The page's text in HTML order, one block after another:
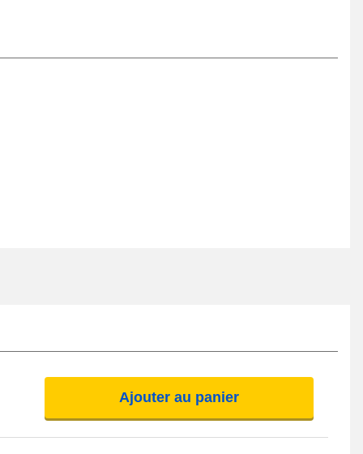
Ajouter au panier